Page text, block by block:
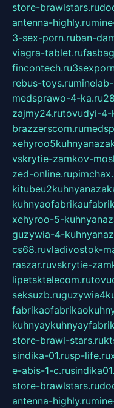
store-brawlstars.ru
antenna-highly.ru
3-sex-porn.ruban-
viagra-tablet.ru
fincontech.ru
rebus-toys.ru
medsprawo-4-ka.ru
zajmy24.rutovudyi-4-
brazzerscom.ru
vskrytie-zamkov-
zed-online.ru
xehyroo-5-
guzywia-4-
cs68.ruvladivostok-
raszar.ruvskrytie-
lipetsktelecom.ru
seksuzb.ru
store-brawl-stars.ru
sindika-01.rusp-life.ru
e-abis-1-c.ru
store-brawlstars.ru
antenna-highly.ru